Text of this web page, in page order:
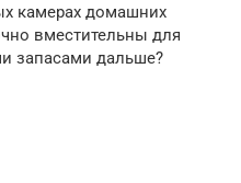
камерах домашних
вместительны для
запасами дальше?